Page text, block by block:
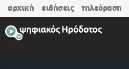
αρχική ειδήσεις τηλεόραση